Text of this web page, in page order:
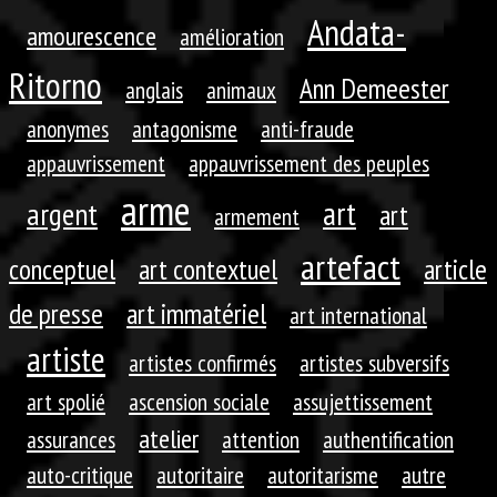
amourescence amélioration
Andata-
Ritorno
anglais animaux Ann Demeester
anonymes antagonisme
anti-fraude
appauvrissement
appauvrissement des peuples
argent arme armement art
art
conceptuel
art contextuel artefact
article
de presse
art immatériel art international
artiste artistes confirmés
artistes subversifs
art spolié
ascension sociale
assujettissement
assurances
atelier attention
authentification
auto-critique
autoritaire autoritarisme
autre